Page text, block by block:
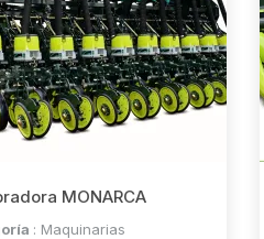
MONARCA
: Maquinarias